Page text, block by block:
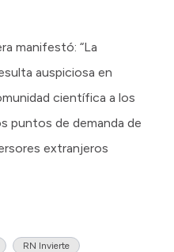
manifestó: “La
auspiciosa en
científica a los
puntos de demanda de
extranjeros
RN Invierte